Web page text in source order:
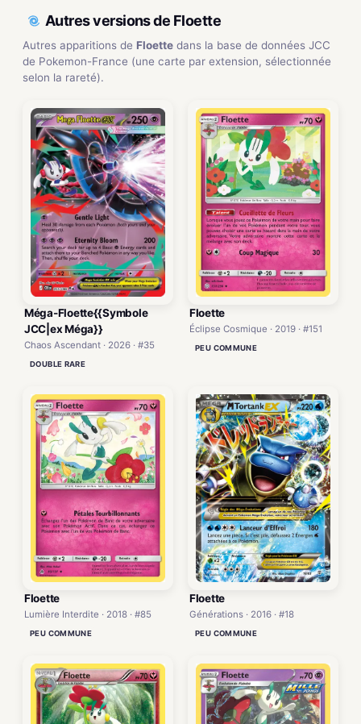
Autres versions de Floette
Autres apparitions de Floette dans la base de données JCC
de Pokemon-France (une carte par extension, sélectionnée
selon la rareté).
Méga-Floette{{Symbole
JCC|ex Méga}}
Chaos Ascendant · 2026 · #35
DOUBLE RARE
Floette
Éclipse Cosmique · 2019 · #151
PEU COMMUNE
Floette
Lumière Interdite · 2018 · #85
PEU COMMUNE
Floette
Générations · 2016 · #18
PEU COMMUNE